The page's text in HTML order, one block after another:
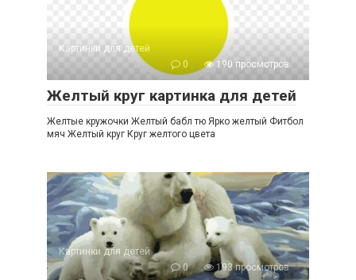
Картинки для детей
0
190 просмотров
Желтый круг картинка для детей
Желтые кружочки Желтый бабл тю Ярко желтый Фитбол
мяч Желтый круг Круг желтого цвета
Картинки для детей
0
193 просмотров